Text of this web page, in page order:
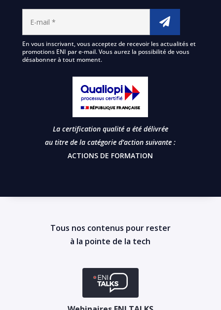
En vous inscrivant, vous acceptez de recevoir les actualités et
promotions ENI par e-mail. Vous aurez la possibilité de vous
désabonner à tout moment.
La certification qualité a été délivrée
au titre de la catégorie d’action suivante :
ACTIONS DE FORMATION
Tous nos contenus pour rester
à la pointe de la tech